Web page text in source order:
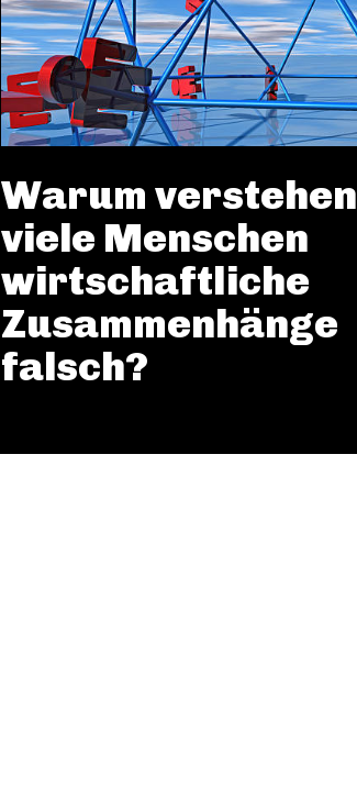
Warum verstehen
viele Menschen
wirtschaftliche
Zusammenhänge
falsch?